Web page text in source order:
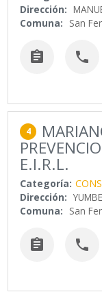
Dirección:
Comuna: San
 
4
E.I.R.L.
Categoría:
Dirección:
Comuna: San
 